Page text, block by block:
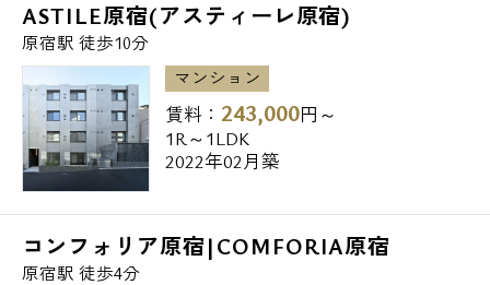
ASTILE原宿(アスティーレ原宿)
原宿駅 徒歩10分
マンション
賃料： 243,000円～
1R～1LDK
2022年02月築
コンフォリア原宿|COMFORIA原宿
原宿駅 徒歩4分